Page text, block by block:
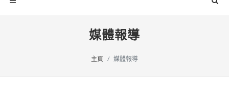
媒體報導
主頁 媒體報導